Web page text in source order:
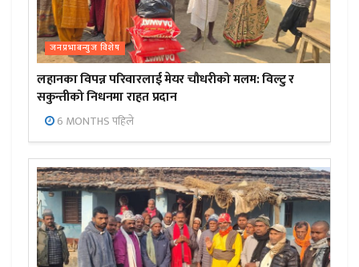
जनप्रभाबन्युज विशेष
लहानका विपन्न परिवारलाई मेयर चौधरीको मलम: विल्टु र
सकुन्तीको निधनमा राहत प्रदान
6 MONTHS पहिले